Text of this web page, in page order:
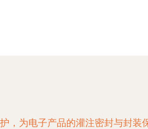
，为电子产品的灌注密封与封装